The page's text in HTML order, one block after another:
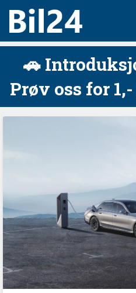
🚗
Prøv oss for